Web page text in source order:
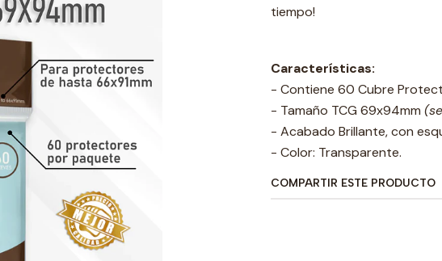
tiempo!
Características:
- Contiene 60 Cubre
- Tamaño TCG 69x94mm
- Acabado Brillante, con
- Color: Transparente.
COMPARTIR ESTE PRODUCTO